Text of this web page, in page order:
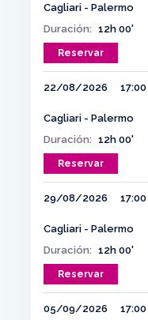
Cagliari - Palermo
Duración: 12h 00'
Reservar
22/08/2026 17:00
Cagliari - Palermo
Duración: 12h 00'
Reservar
29/08/2026 17:00
Cagliari - Palermo
Duración: 12h 00'
Reservar
05/09/2026 17:00